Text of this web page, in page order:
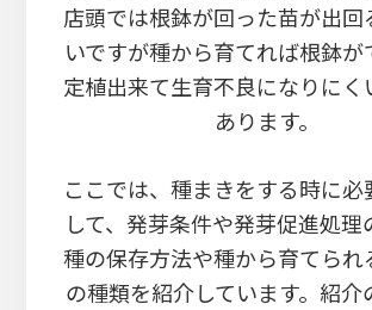
店頭では根鉢が回った苗が出回
いですが種から育てれば根鉢が
定植出来て生育不良になりにく
あります。
ここでは、種まきをする時に必
して、発芽条件や発芽促進処理
種の保存方法や種から育てられ
の種類を紹介しています。紹介